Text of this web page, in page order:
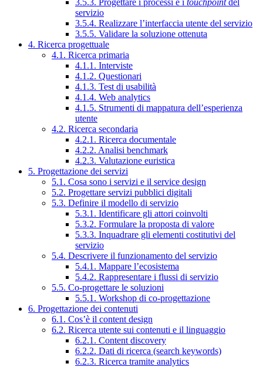
3.5.3. Progettare i processi e i touchpointdel
servizio
3.5.4. Realizzare l’interfaccia utente del servizio
3.5.5. Validare la soluzione ottenuta
4. Ricerca progettuale
4.1. Ricerca primaria
4.1.1. Interviste
4.1.2. Questionari
4.1.3. Test di usabilità
4.1.4. Web analytics
4.1.5. Strumenti di mappatura dell’esperienza
utente
4.2. Ricerca secondaria
4.2.1. Ricerca documentale
4.2.2. Analisi benchmark
4.2.3. Valutazione euristica
5. Progettazione dei servizi
5.1. Cosa sono i servizi e il service design
5.2. Progettare servizi pubblici digitali
5.3. Definire il modello di servizio
5.3.1. Identificare gli attori coinvolti
5.3.2. Formulare la proposta di valore
5.3.3. Inquadrare gli elementi costitutivi del
servizio
5.4. Descrivere il funzionamento del servizio
5.4.1. Mappare l’ecosistema
5.4.2. Rappresentare i flussi di servizio
5.5. Co-progettare le soluzioni
5.5.1. Workshop di co-progettazione
6. Progettazione dei contenuti
6.1. Cos’è il content design
6.2. Ricerca utente sui contenuti e il linguaggio
6.2.1. Content discovery
6.2.2. Dati di ricerca (search keywords)
6.2.3. Ricerca tramite analytics